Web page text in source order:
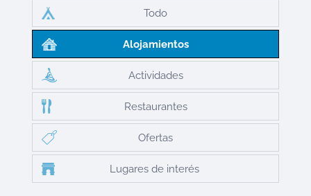
Todo
Alojamientos
Actividades
Restaurantes
Ofertas
Lugares de interés